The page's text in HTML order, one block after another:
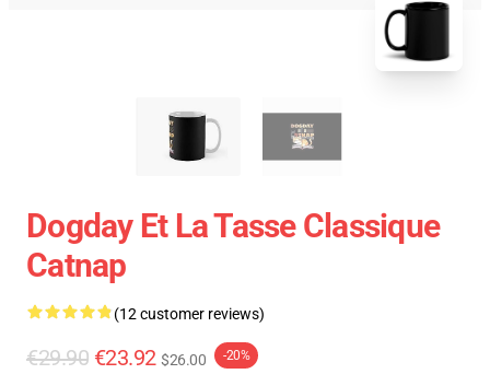
Dogday Et La Tasse Classique
Catnap
(12 customer reviews)
€29.90 €23.92 $26.00 -20%